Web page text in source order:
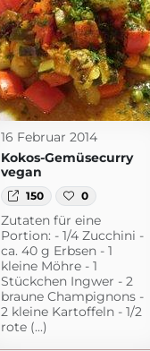
16 Februar 2014
Kokos-Gemüsecurry
vegan
150 0
Zutaten für eine
Portion: - 1/4 Zucchini -
ca. 40 g Erbsen - 1
kleine Möhre - 1
Stückchen Ingwer - 2
braune Champignons -
2 kleine Kartoffeln - 1/2
rote (...)